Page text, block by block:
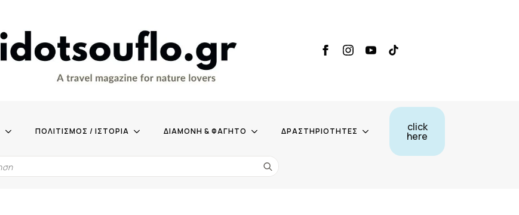
ΠΟΛΙΤΙΣΜΟΣ / ΙΣΤΟΡΙΑ ΔΙΑΜΟΝΗ & ΦΑΓΗΤΟ ΔΡΑΣΤΗΡΙΟΤΗΤΕΣ click
here